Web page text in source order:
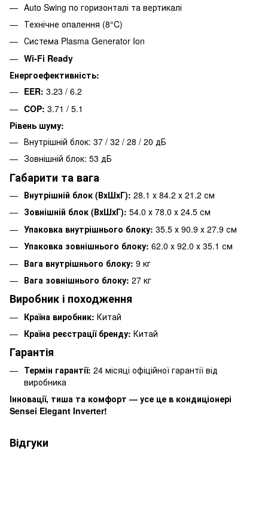
Auto Swing по горизонталі та вертикалі
Технічне опалення (8°C)
Система Plasma Generator Ion
Wi-Fi Ready
Енергоефективність:
EER: 3.23 / 6.2
COP: 3.71 / 5.1
Рівень шуму:
Внутрішній блок: 37 / 32 / 28 / 20 дБ
Зовнішній блок: 53 дБ
Габарити та вага
Внутрішній блок (ВхШхГ): 28.1 х 84.2 х 21.2 см
Зовнішній блок (ВхШхГ): 54.0 х 78.0 х 24.5 см
Упаковка внутрішнього блоку: 35.5 х 90.9 х 27.9 см
Упаковка зовнішнього блоку: 62.0 х 92.0 х 35.1 см
Вага внутрішнього блоку: 9 кг
Вага зовнішнього блоку: 27 кг
Виробник і походження
Країна виробник: Китай
Країна реєстрації бренду: Китай
Гарантія
Термін гарантії: 24 місяці офіційної гарантії від
виробника
Інновації, тиша та комфорт — усе це в кондиціонері
Sensei Elegant Inverter!
Відгуки